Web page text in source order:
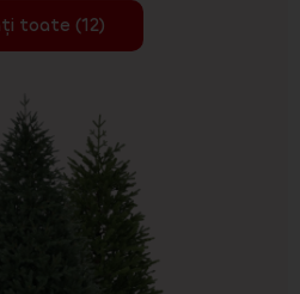
toate (12)